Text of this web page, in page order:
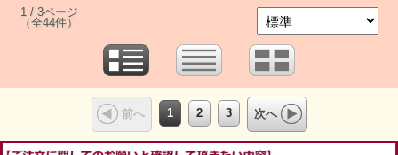
1 / 3ページ
（全44件）
前へ 1 2 3 次へ